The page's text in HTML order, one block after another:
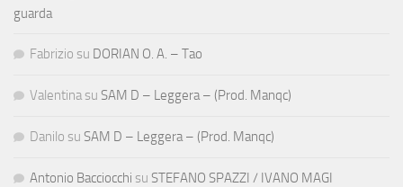
guarda
Fabrizio su DORIAN O. A. – Tao
Valentina su SAM D – Leggera – (Prod. Manqc)
Danilo su SAM D – Leggera – (Prod. Manqc)
Antonio Bacciocchi su STEFANO SPAZZI / IVANO MAGI